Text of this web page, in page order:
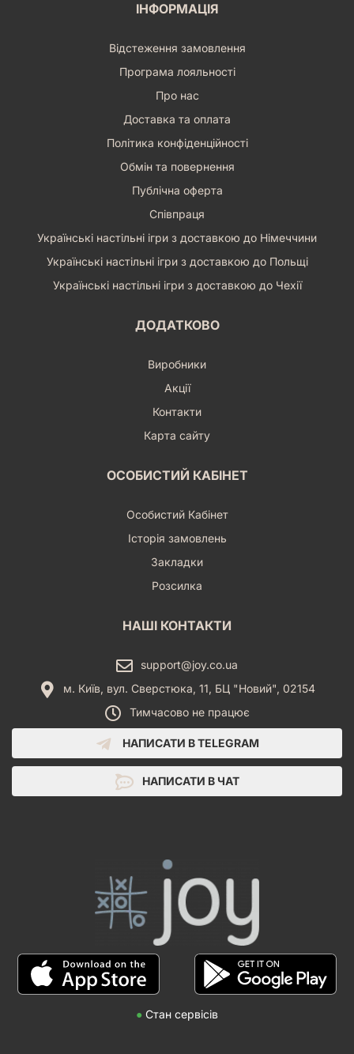
ІНФОРМАЦІЯ
Відстеження замовлення
Програма лояльності
Про нас
Доставка та оплата
Політика конфіденційності
Обмін та повернення
Публічна оферта
Співпраця
Українські настільні ігри з доставкою до Німеччини
Українські настільні ігри з доставкою до Польщі
Українські настільні ігри з доставкою до Чехії
ДОДАТКОВО
Виробники
Акції
Контакти
Карта сайту
ОСОБИСТИЙ КАБІНЕТ
Особистий Кабінет
Історія замовлень
Закладки
Розсилка
НАШІ КОНТАКТИ
support@joy.co.ua
м. Київ, вул. Сверстюка, 11, БЦ "Новий", 02154
Тимчасово не працює
НАПИСАТИ В TELEGRAM
НАПИСАТИ В ЧАТ
● Стан сервісів